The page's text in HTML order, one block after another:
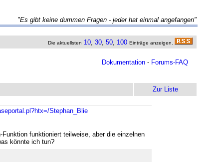
"Es gibt keine dummen Fragen - jeder hat einmal angefangen"
Die aktuellsten 10, 30, 50, 100 Einträge anzeigen.
Dokumentation - Forums-FAQ
Zur Liste
Stephan_Blie
funktioniert teilweise, aber die einzelnen
könnte ich tun?